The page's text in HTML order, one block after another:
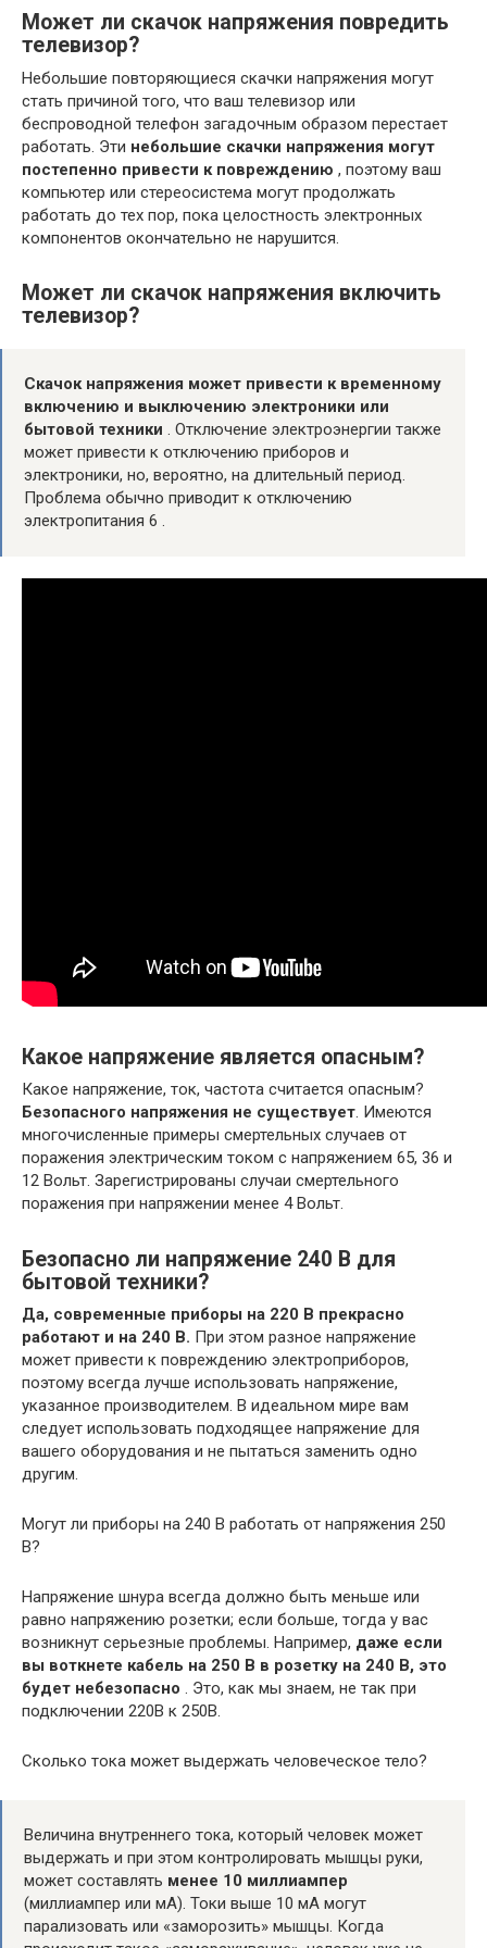
Может ли скачок напряжения повредить
телевизор?
Небольшие повторяющиеся скачки напряжения могут
стать причиной того, что ваш телевизор или
беспроводной телефон загадочным образом перестает
работать. Эти небольшие скачки напряжения могут
постепенно привести к повреждению , поэтому ваш
компьютер или стереосистема могут продолжать
работать до тех пор, пока целостность электронных
компонентов окончательно не нарушится.
Может ли скачок напряжения включить
телевизор?
Скачок напряжения может привести к временному
включению и выключению электроники или
бытовой техники . Отключение электроэнергии также
может привести к отключению приборов и
электроники, но, вероятно, на длительный период.
Проблема обычно приводит к отключению
электропитания 6 .
Какое напряжение является опасным?
Какое напряжение, ток, частота считается опасным?
Безопасного напряжения не существует. Имеются
многочисленные примеры смертельных случаев от
поражения электрическим током с напряжением 65, 36 и
12 Вольт. Зарегистрированы случаи смертельного
поражения при напряжении менее 4 Вольт.
Безопасно ли напряжение 240 В для
бытовой техники?
Да, современные приборы на 220 В прекрасно
работают и на 240 В. При этом разное напряжение
может привести к повреждению электроприборов,
поэтому всегда лучше использовать напряжение,
указанное производителем. В идеальном мире вам
следует использовать подходящее напряжение для
вашего оборудования и не пытаться заменить одно
другим.
Могут ли приборы на 240 В работать от напряжения 250
В?
Напряжение шнура всегда должно быть меньше или
равно напряжению розетки; если больше, тогда у вас
возникнут серьезные проблемы. Например, даже если
вы воткнете кабель на 250 В в розетку на 240 В, это
будет небезопасно . Это, как мы знаем, не так при
подключении 220В к 250В.
Сколько тока может выдержать человеческое тело?
Величина внутреннего тока, который человек может
выдержать и при этом контролировать мышцы руки,
может составлять менее 10 миллиампер
(миллиампер или мА). Токи выше 10 мА могут
парализовать или «заморозить» мышцы. Когда